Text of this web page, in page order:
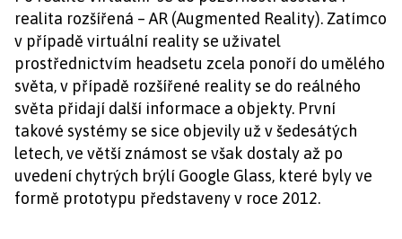
realita rozšířená – AR (Augmented Reality). Zatímco
v případě virtuální reality se uživatel
prostřednictvím headsetu zcela ponoří do umělého
světa, v případě rozšířené reality se do reálného
světa přidají další informace a objekty. První
takové systémy se sice objevily už v šedesátých
letech, ve větší známost se však dostaly až po
uvedení chytrých brýlí Google Glass, které byly ve
formě prototypu představeny v roce 2012.